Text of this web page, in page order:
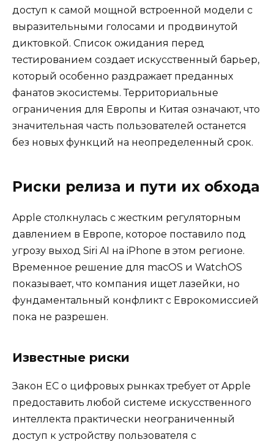
доступ к самой мощной встроенной модели с
выразительными голосами и продвинутой
диктовкой. Список ожидания перед
тестированием создает искусственный барьер,
который особенно раздражает преданных
фанатов экосистемы. Территориальные
ограничения для Европы и Китая означают, что
значительная часть пользователей останется
без новых функций на неопределенный срок.
Риски релиза и пути их обхода
Apple столкнулась с жестким регуляторным
давлением в Европе, которое поставило под
угрозу выход Siri AI на iPhone в этом регионе.
Временное решение для macOS и WatchOS
показывает, что компания ищет лазейки, но
фундаментальный конфликт с Еврокомиссией
пока не разрешен.
Известные риски
Закон ЕС о цифровых рынках требует от Apple
предоставить любой системе искусственного
интеллекта практически неограниченный
доступ к устройству пользователя с